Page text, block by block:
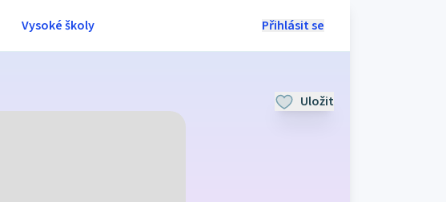
Přihlásit se
Vysoké školy
Uložit